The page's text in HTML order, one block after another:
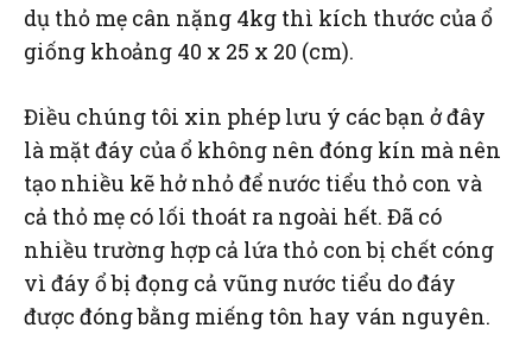
dụ thỏ mẹ cân nặng 4kg thì kích thước của ổ
giống khoảng 40 x 25 x 20 (cm).
Điều chúng tôi xin phép lưu ý các bạn ở đây
là mặt đáy của ổ không nên đóng kín mà nên
tạo nhiều kẽ hở nhỏ để nước tiểu thỏ con và
cả thỏ mẹ có lối thoát ra ngoài hết. Đã có
nhiều trường hợp cả lứa thỏ con bị chết cóng
vì đáy ổ bị đọng cả vũng nước tiểu do đáy
được đóng bằng miếng tôn hay ván nguyên.